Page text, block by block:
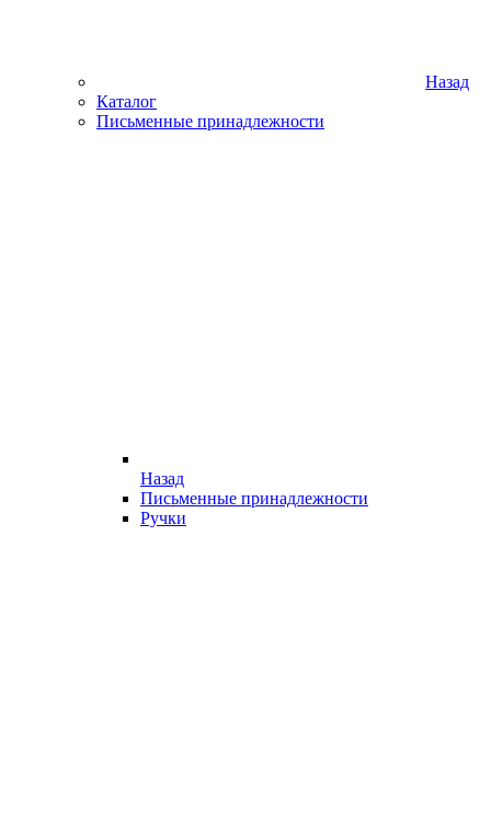
Назад
Каталог
Письменные принадлежности
Назад
Письменные принадлежности
Ручки